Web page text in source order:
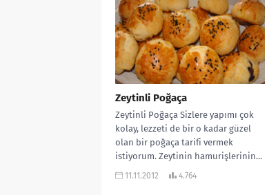
Zeytinli Poğaça
Zeytinli Poğaça Sizlere yapımı çok
kolay, lezzeti de bir o kadar güzel
olan bir poğaça tarifi vermek
istiyorum. Zeytinin hamurişlerinin...
11.11.2012 4.764